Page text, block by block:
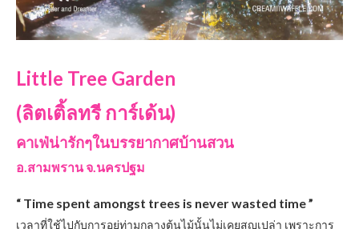
Little Tree Garden
(ลิตเติ้ลทรี การ์เด้น)
คาเฟ่น่ารักๆในบรรยากาศบ้านสวน
อ.สามพราน จ.นครปฐม
“ Time spent amongst trees is never wasted time ”
เวลาที่ใช้ไปกับการอยู่ท่ามกลางต้นไม้นั้นไม่เคยสูญเปล่า เพราะการ